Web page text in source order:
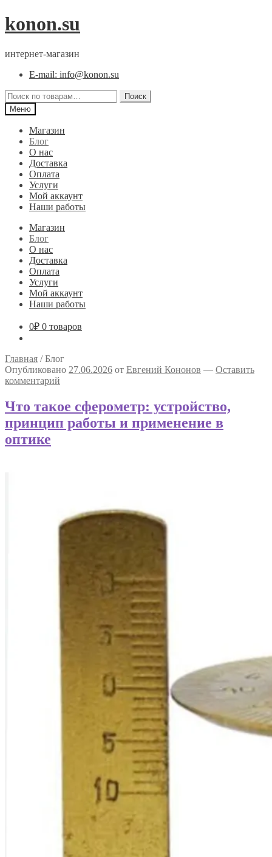
Перейти
к
Перейти
к
konon.su
интернет-магазин
E-mail: info@konon.su
Искать:
Поиск
Меню
Магазин
Блог
О нас
Доставка
Оплата
Услуги
Мой аккаунт
Наши работы
Магазин
Блог
О нас
Доставка
Оплата
Услуги
Мой аккаунт
Наши работы
0₽ 0 товаров
Главная /Блог
Опубликовано 27.06.2026 от Евгений Кононов — Оставить
комментарий
Что такое сферометр: устройство,
принцип работы и применение в
оптике